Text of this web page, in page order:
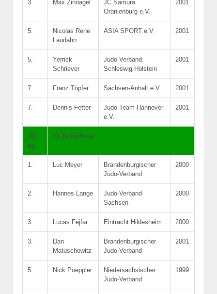
3. Max Zinnagel
JC Samura
Oranienburg e.V.
2001
5.
Nicolas Rene
Laudahn
ASIA SPORT e.V. 2001
5.
Yerrick
Schriever
Judo-Verband
Schleswig-Holstein
2001
7. Franz Töpfer Sachsen-Anhalt e.V. 2001
7. Dennis Fetter
Judo-Team Hannover
e.V.
2001
-50
kg
13 Teilnehmer
1. Luc Meyer
Brandenburgischer
Judo-Verband
2000
2. Hannes Lange
Judo-Verband
Sachsen
2000
3. Lucas Fejfar Eintracht Hildesheim 2000
3.
Dan
Matuschowitz
Brandenburgischer
Judo-Verband
2001
5. Nick Poeppler
Niedersächsischer
Judo-Verband
1999